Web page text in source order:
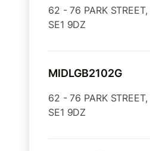
62 - 76 PARK
SE1 9DZ
MIDLGB2102G
62 - 76 PARK
SE1 9DZ